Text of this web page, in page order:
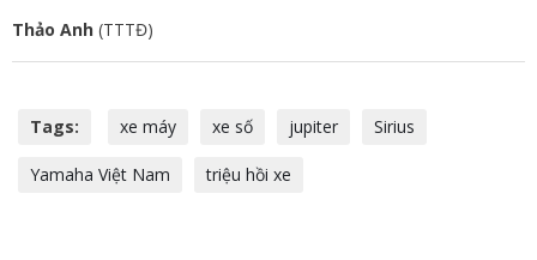
Thảo Anh (TTTĐ)
Tags: xe máy xe số jupiter Sirius
Yamaha Việt Nam triệu hồi xe